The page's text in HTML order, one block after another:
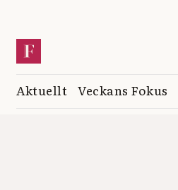
Aktuellt Veckans Fokus